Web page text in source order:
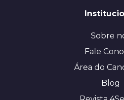
Sobre
Fale
Área do
Blog